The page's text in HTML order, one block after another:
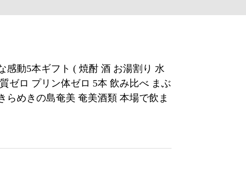
感動5本ギフト ( 焼酎 酒 お湯割り 水
ゼロ プリン体ゼロ 5本 飲み比べ まぶ
らめきの島奄美 奄美酒類 本場で飲ま